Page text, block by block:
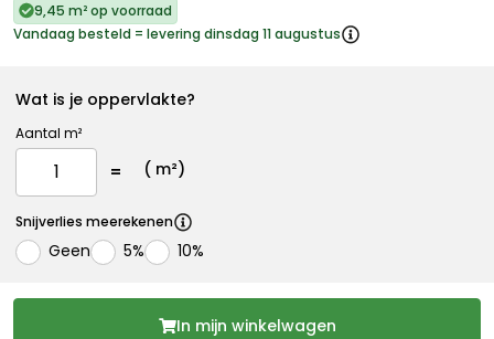
9,45 m² op voorraad
Vandaag besteld = levering dinsdag 11 augustus
Wat is je oppervlakte?
Aantal m²
( m²)
Snijverlies meerekenen
Geen 5% 10%
In mijn winkelwagen